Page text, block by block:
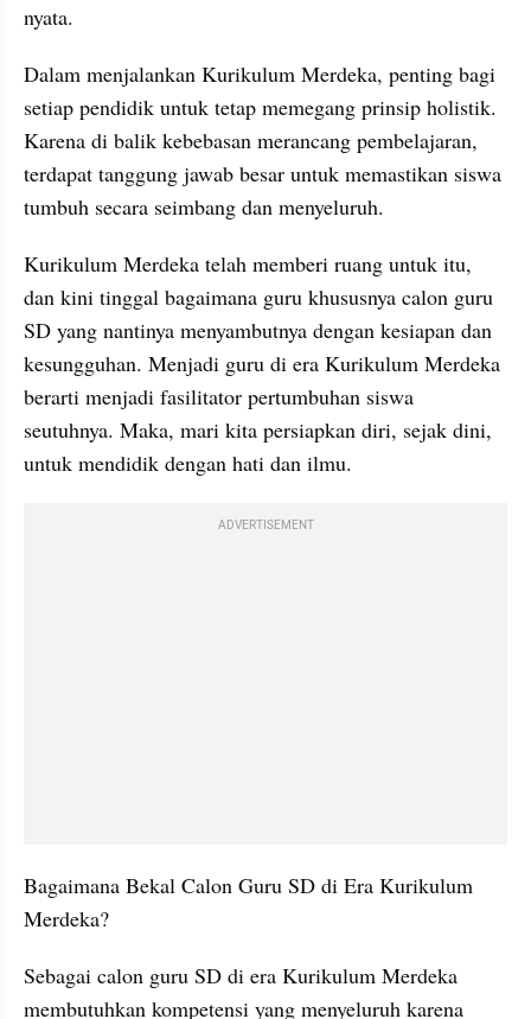
nyata.
Dalam menjalankan Kurikulum Merdeka, penting bagi
setiap pendidik untuk tetap memegang prinsip holistik.
Karena di balik kebebasan merancang pembelajaran,
terdapat tanggung jawab besar untuk memastikan siswa
tumbuh secara seimbang dan menyeluruh.
Kurikulum Merdeka telah memberi ruang untuk itu,
dan kini tinggal bagaimana guru khususnya calon guru
SD yang nantinya menyambutnya dengan kesiapan dan
kesungguhan. Menjadi guru di era Kurikulum Merdeka
berarti menjadi fasilitator pertumbuhan siswa
seutuhnya. Maka, mari kita persiapkan diri, sejak dini,
untuk mendidik dengan hati dan ilmu.
ADVERTISEMENT
Bagaimana Bekal Calon Guru SD di Era Kurikulum
Merdeka?
Sebagai calon guru SD di era Kurikulum Merdeka
membutuhkan kompetensi yang menyeluruh karena